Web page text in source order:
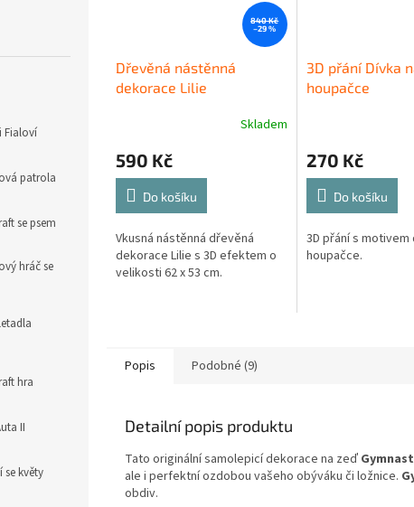
Fialoví
patrola
se psem
hráč se
hra
II
se květy
840 Kč
–29 %
Dřevěná nástěnná
dekorace Lilie
Skladem
590 Kč
Do košíku
Vkusná nástěnná dřevěná
dekorace Lilie s 3D efektem o
velikosti 62 x 53 cm.
3D přání Dívka
houpačce
270 Kč
Do košíku
3D přání s motivem
houpačce.
Popis Podobné (9)
Detailní popis produktu
Tato originálnísamolepicídekorace na zeď
ale i perfektní ozdobou vašeho obýváku či ložnice.
obdiv.